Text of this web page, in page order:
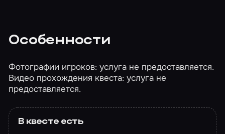
Особенности
Фотографии игроков: услуга не предоставляется.
Видео прохождения квеста: услуга не
предоставляется.
В квесте есть